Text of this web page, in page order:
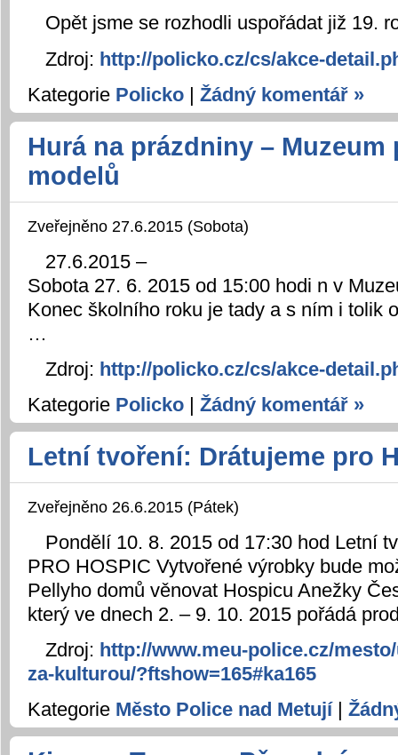
Opět jsme se rozhodli uspořádat již 19.
Zdroj: http://policko.cz/cs/akce-
Kategorie Policko | Žádný komentář »
Hurá na prázdniny –
modelů
Zveřejněno 27.6.2015 (Sobota)
27.6.2015 –
Sobota 27. 6. 2015 od 15:00 hodi n v
Konec školního roku je tady a s ním i tolik
…
Zdroj: http://policko.cz/cs/akce-
Kategorie Policko | Žádný komentář »
Letní tvoření: Drátujeme pro
Zveřejněno 26.6.2015 (Pátek)
Pondělí 10. 8. 2015 od 17:30 hod Letní
PRO HOSPIC Vytvořené výrobky bude
Pellyho domů věnovat Hospicu Anežky
který ve dnech 2. – 9. 10. 2015 pořádá
Zdroj: http://www.meu-police.cz/
za-kulturou/?ftshow=165#ka165
Kategorie Město Police nad Metují|